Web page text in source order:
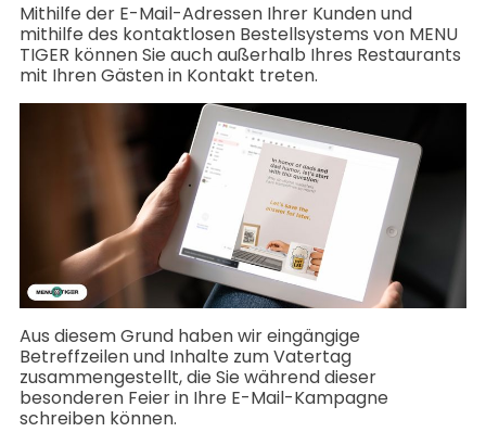
Mithilfe der E-Mail-Adressen Ihrer Kunden und
mithilfe des kontaktlosen Bestellsystems von MENU
TIGER können Sie auch außerhalb Ihres Restaurants
mit Ihren Gästen in Kontakt treten.
Aus diesem Grund haben wir eingängige
Betreffzeilen und Inhalte zum Vatertag
zusammengestellt, die Sie während dieser
besonderen Feier in Ihre E-Mail-Kampagne
schreiben können.